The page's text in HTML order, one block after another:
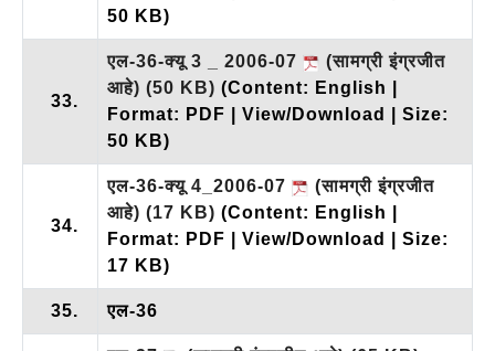
50 KB)
33.
एल-36-क्यू 3 _ 2006-07
(सामग्री इंग्रजीत
आहे) (50 KB) (Content: English |
Format: PDF | View/Download | Size:
50 KB)
34.
एल-36-क्यू 4_2006-07
(सामग्री इंग्रजीत
आहे) (17 KB) (Content: English |
Format: PDF | View/Download | Size:
17 KB)
35. एल-36